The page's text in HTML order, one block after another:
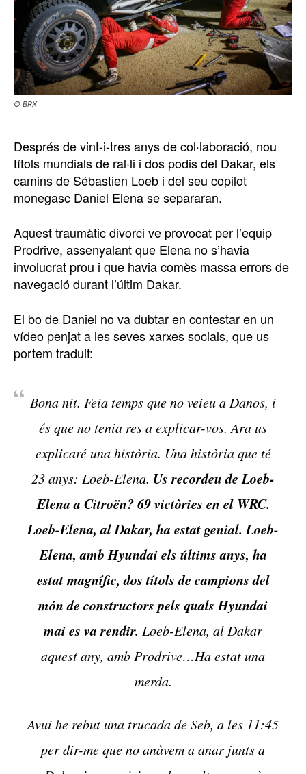
© BRX
Després de vint-i-tres anys de col·laboració, nou
títols mundials de ral·li i dos podis del Dakar, els
camins de Sébastien Loeb i del seu copilot
monegasc Daniel Elena se separaran.
Aquest traumàtic divorci ve provocat per l’equip
Prodrive, assenyalant que Elena no s’havia
involucrat prou i que havia comès massa errors de
navegació durant l’últim Dakar.
El bo de Daniel no va dubtar en contestar en un
vídeo penjat a les seves xarxes socials, que us
portem traduit:
Bona nit. Feia temps que no veieu a Danos, i
és que no tenia res a explicar-vos. Ara us
explicaré una història. Una història que té
23 anys: Loeb-Elena. Us recordeu de Loeb-
Elena a Citroën? 69 victòries en el WRC.
Loeb-Elena, al Dakar, ha estat genial. Loeb-
Elena, amb Hyundai els últims anys, ha
estat magnífic, dos títols de campions del
món de constructors pels quals Hyundai
mai es va rendir. Loeb-Elena, al Dakar
aquest any, amb Prodrive…Ha estat una
merda.
Avui he rebut una trucada de Seb, a les 11:45
per dir-me que no anàvem a anar junts a